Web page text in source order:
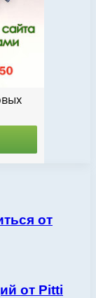
от
от Pitti